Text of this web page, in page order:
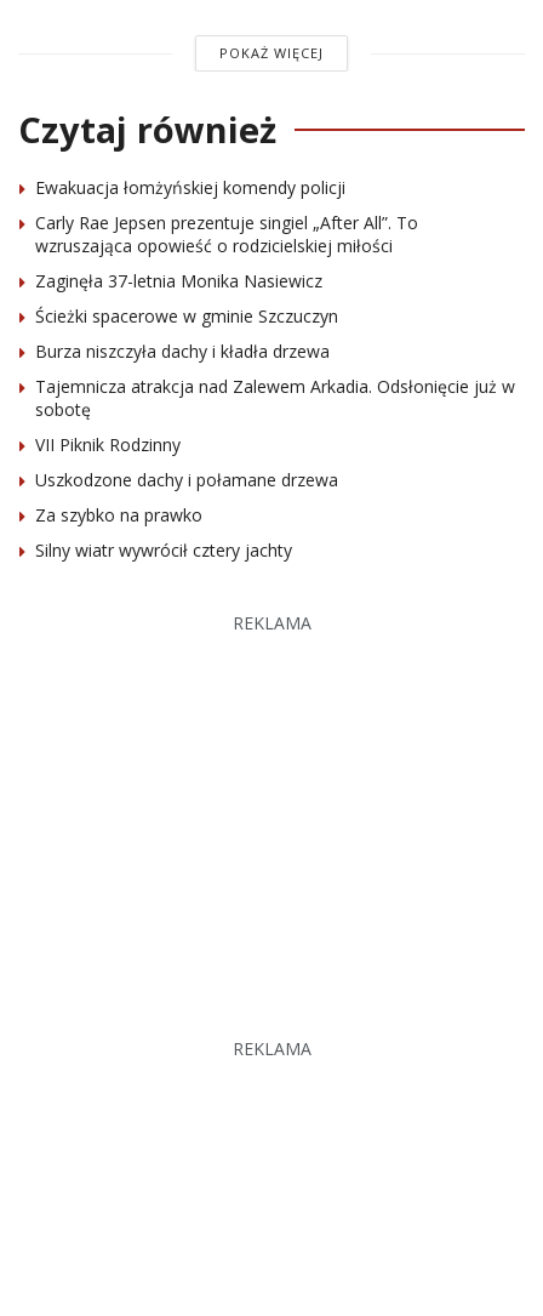
POKAŻ WIĘCEJ
Czytaj również
Ewakuacja łomżyńskiej komendy policji
Carly Rae Jepsen prezentuje singiel „After All”. To
wzruszająca opowieść o rodzicielskiej miłości
Zaginęła 37-letnia Monika Nasiewicz
Ścieżki spacerowe w gminie Szczuczyn
Burza niszczyła dachy i kładła drzewa
Tajemnicza atrakcja nad Zalewem Arkadia. Odsłonięcie już w
sobotę
VII Piknik Rodzinny
Uszkodzone dachy i połamane drzewa
Za szybko na prawko
Silny wiatr wywrócił cztery jachty
REKLAMA
REKLAMA